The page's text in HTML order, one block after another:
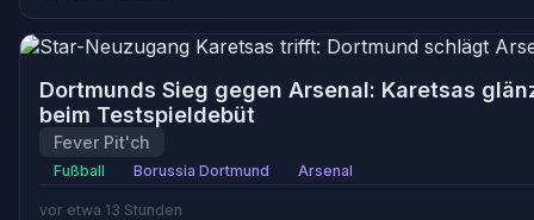
Dortmunds Sieg gegen Arsenal: Karetsas
beim Testspieldebüt
Fever Pit'ch
Fußball Borussia Dortmund Arsenal
vor etwa 13 Stunden